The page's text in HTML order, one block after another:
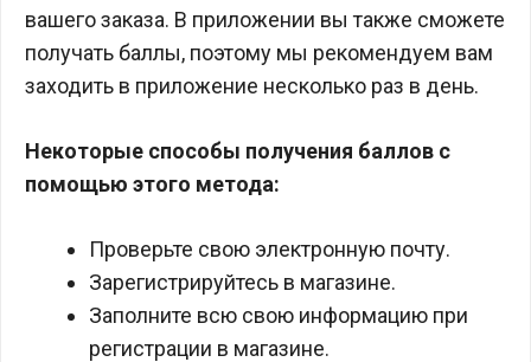
вашего заказа. В приложении вы также сможете
получать баллы, поэтому мы рекомендуем вам
заходить в приложение несколько раз в день.
Некоторые способы получения баллов с
помощью этого метода:
Проверьте свою электронную почту.
Зарегистрируйтесь в магазине.
Заполните всю свою информацию при
регистрации в магазине.